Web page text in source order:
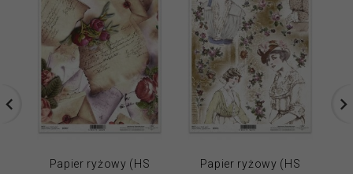
Papier ryżowy (HS
Papier ryżowy (HS